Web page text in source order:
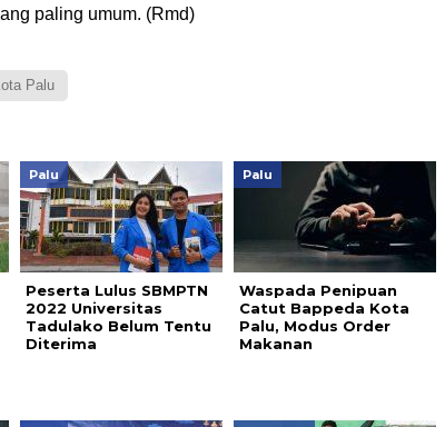
paling umum. (Rmd)
Palu
Palu
Peserta Lulus SBMPTN
2022 Universitas
Tadulako Belum Tentu
Diterima
Palu
Waspada Penipuan
Catut Bappeda Kota
Palu, Modus Order
Makanan